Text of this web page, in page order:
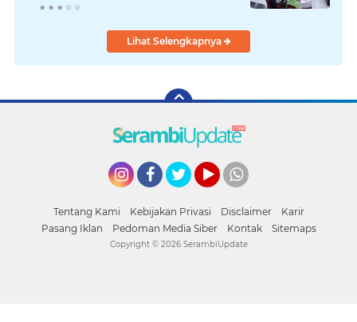
Lihat Selengkapnya
Tentang Kami Kebijakan Privasi Disclaimer
Karir
Pasang Iklan
Pedoman Media Siber Kontak Sitemaps
Copyright © 2026 SerambiUpdate